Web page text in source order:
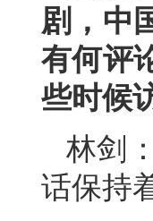
剧，中
有何评
些时候
林剑
话保持